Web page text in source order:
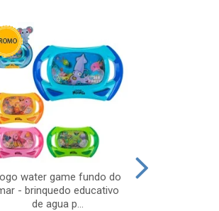
water game fundo do
- brinquedo educativo
de agua p...